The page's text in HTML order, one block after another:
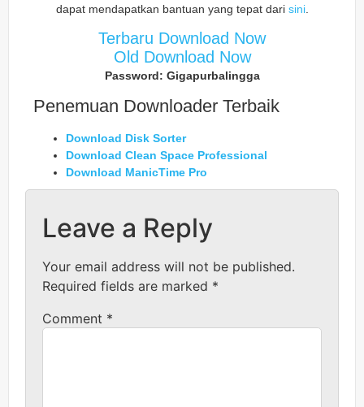
dapat mendapatkan bantuan yang tepat dari sini.
Terbaru Download Now
Old Download Now
Password: Gigapurbalingga
Penemuan Downloader Terbaik
Download Disk Sorter
Download Clean Space Professional
Download ManicTime Pro
Leave a Reply
Your email address will not be published.
Required fields are marked *
Comment *